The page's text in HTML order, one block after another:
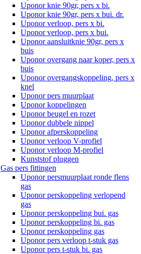
Uponor knie 90gr, pers x bi.
Uponor knie 90gr, pers x bui. dr.
Uponor verloop, pers x bi.
Uponor verloop, pers x bui.
Uponor aansluitknie 90gr, pers x
buis
Uponor overgang naar koper, pers x
buis
Uponor overgangskoppeling, pers x
knel
Uponor pers muurplaat
Uponor koppelingen
Uponor beugel en rozet
Uponor dubbele nippel
Uponor afperskoppeling
Uponor verloop V-profiel
Uponor verloop M-profiel
Kunststof pluggen
Gas pers fittingen
Uponor persmuurplaat ronde flens
gas
Uponor perskoppeling verlopend
gas
Uponor perskoppeling bui. gas
Uponor perskoppeling bi. gas
Uponor perskoppeling gas
Uponor pers verloop t-stuk gas
Uponor pers t-stuk bi. gas